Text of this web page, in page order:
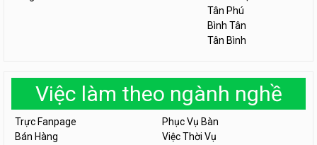
Tân Phú
Bình Tân
Tân Bình
Việc làm theo ngành nghề
Trực Fanpage
Phục Vụ Bàn
Bán Hàng
Việc Thời Vụ